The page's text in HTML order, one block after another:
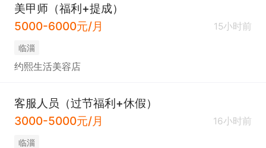
美甲师（福利+提成）
5000-6000元/月
15小时前
临淄
约熙生活美容店
客服人员（过节福利+休假）
3000-5000元/月
16小时前
临淄